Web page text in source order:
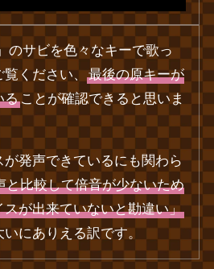
のサビを色々なキーで歌っ
覧ください、最後の原キーが
る ことが確認できると思いま
発声できているにも関わら
と比較して倍音が少ないため
が出来ていないと勘違い」
にありえる訳です。